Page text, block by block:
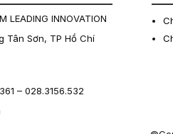
LEADING INNOVATION
Tân Sơn, TP Hồ Chí
– 028.3156.532